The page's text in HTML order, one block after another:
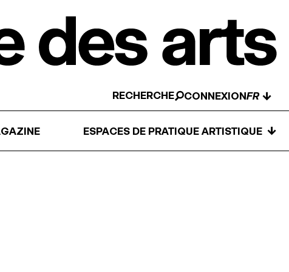
RECHERCHE CONNEXION ↓
ESPACES DE PRATIQUE ARTISTIQUE ↓